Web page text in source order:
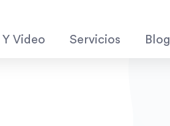
Video Servicios Blog